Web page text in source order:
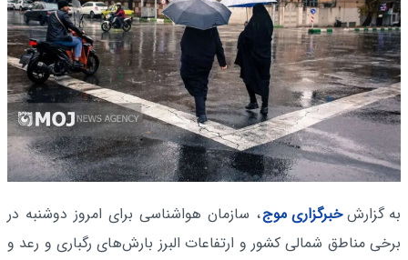
به گزارشخبرگزاری موج، سازمان هواشناسی برای امروز دوشنبه در
برخی مناطق شمالی کشور و ارتفاعات البرز بارش‌های رگباری و رعد و